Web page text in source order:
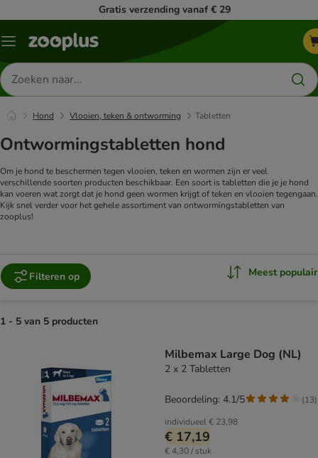
Gratis verzending vanaf € 29
Menu
Zoeken
naar
producten
Hond Vlooien, teken & ontworming Tabletten
Ontwormingstabletten hond
Om je hond te beschermen tegen vlooien, teken en wormen zijn er veel
verschillende soorten producten beschikbaar. Een soort is tabletten die je je hond
kan voeren wat zorgt dat je hond geen wormen krijgt of teken en vlooien tegengaan.
Kijk snel verder voor het gehele assortiment van ontwormingstabletten van
zooplus!
Filteren op Meest populair
1 - 5 van 5 producten
Milbemax Large Dog (NL)
2 x 2 Tabletten
individueel€ 23,98
€ 17,19
€ 4,30 / stuk
Beoordeling: 4.1/5 (13)